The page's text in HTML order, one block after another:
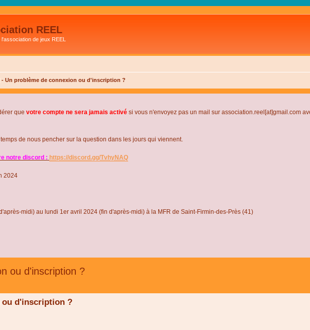
REEL
de jeux REEL
- Un problème de connexion ou d'inscription ?
que votre compte ne sera jamais activé si vous n'envoyez pas un mail sur association.reel[at]gmail.com
de nous pencher sur la question dans les jours qui viennent.
notre discord : https://discord.gg/TvhyNAQ
2024
midi) au lundi 1er avril 2024 (fin d'après-midi) à la MFR de Saint-Firmin-des-Près (41)
ou d'inscription ?
ou d'inscription ?